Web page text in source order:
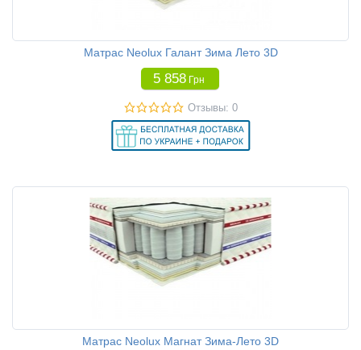
Матрас Neolux Галант Зима Лето 3D
5 858 Грн
Отзывы: 0
Матрас Neolux Магнат Зима-Лето 3D